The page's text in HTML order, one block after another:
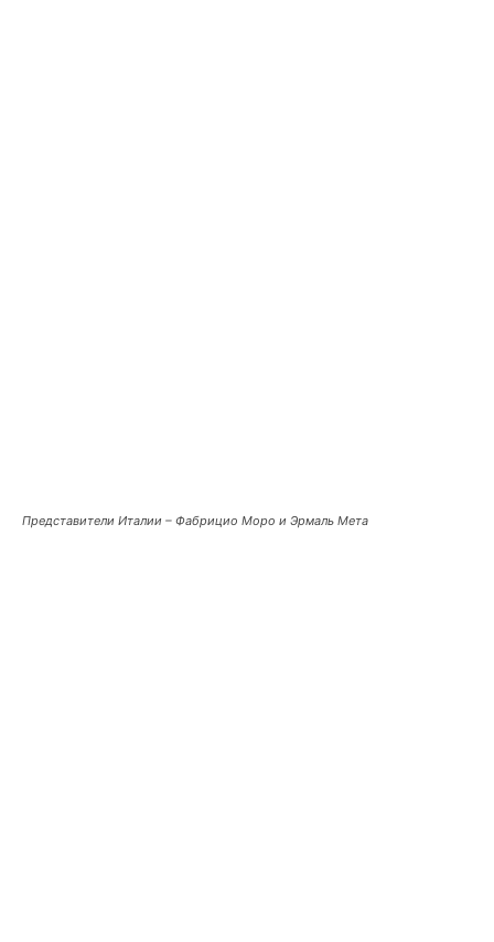
Представители Италии – Фабрицио Моро и Эрмаль Мета